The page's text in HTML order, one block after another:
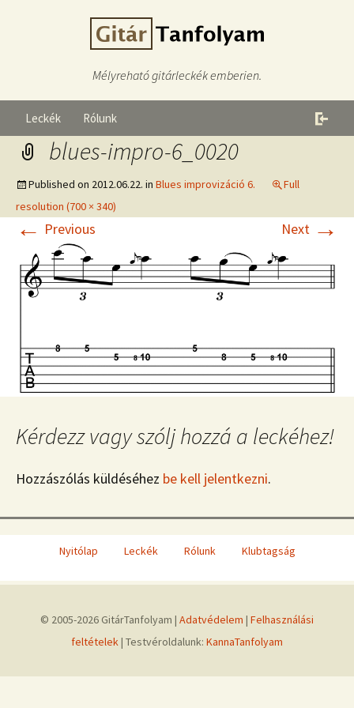
Mélyreható gitárleckék emberien.
Leckék Rólunk
blues-impro-6_0020
Published on 2012.06.22. in Blues improvizáció 6.
Full
resolution (700 × 340)
← Previous Next →
Kérdezz vagy szólj hozzá a leckéhez!
Hozzászólás küldéséhez be kell jelentkezni.
Nyitólap Leckék Rólunk Klubtagság
© 2005-2026 GitárTanfolyam | Adatvédelem | Felhasználási
feltételek| Testvéroldalunk: KannaTanfolyam